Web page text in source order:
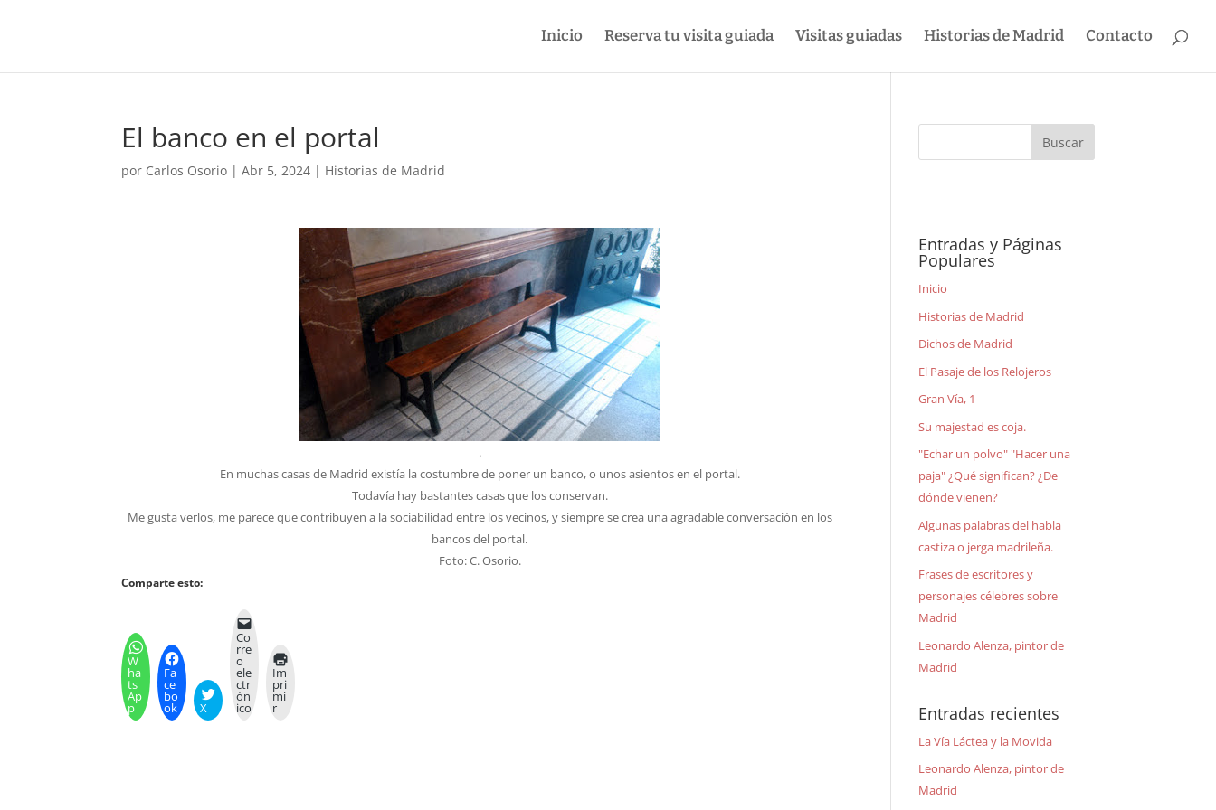
Inicio Reserva tu visita guiada Visitas guiadas Historias de Madrid Contacto
El banco en el portal
por Carlos Osorio |Abr 5, 2024 | Historias de Madrid
.
En muchas casas de Madrid existía la costumbre de poner un banco, o unos asientos en el portal.
Todavía hay bastantes casas que los conservan.
Me gusta verlos, me parece que contribuyen a la sociabilidad entre los vecinos, y siempre se crea una agradable conversación en los
bancos del portal.
Foto: C. Osorio.
Comparte esto:
W
ha
ts
Ap
p
Fa
ce
bo
ok X
Co
rre
o
ele
ctr
ón
ico
Im
pri
mi
r
Entradas y Páginas
Populares
Inicio
Historias de Madrid
Dichos de Madrid
El Pasaje de los Relojeros
Gran Vía, 1
Su majestad es coja.
"Echar un polvo" "Hacer una
paja" ¿Qué significan? ¿De
dónde vienen?
Algunas palabras del habla
castiza o jerga madrileña.
Frases de escritores y
personajes célebres sobre
Madrid
Leonardo Alenza, pintor de
Madrid
Entradas recientes
La Vía Láctea y la Movida
Leonardo Alenza, pintor de
Madrid